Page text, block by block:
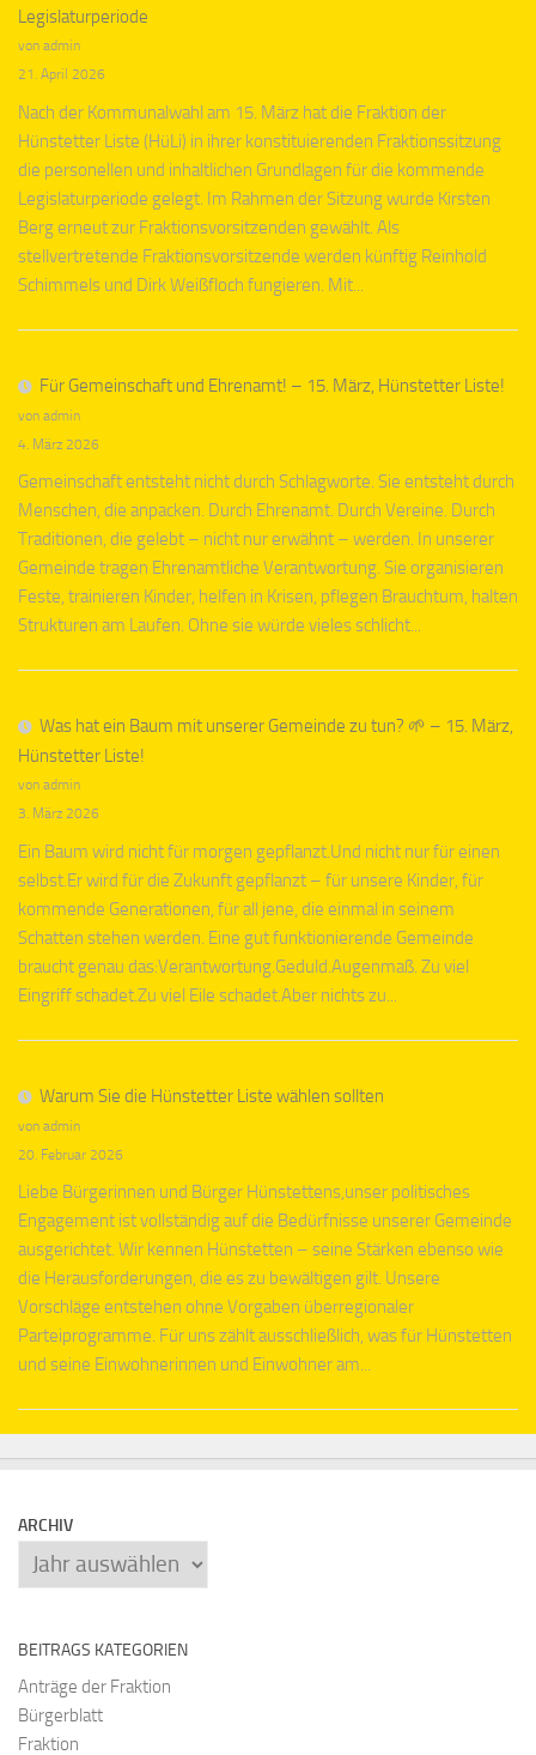
Legislaturperiode
von admin
21. April 2026
Nach der Kommunalwahl am 15. März hat die Fraktion der
Hünstetter Liste (HüLi) in ihrer konstituierenden Fraktionssitzung
die personellen und inhaltlichen Grundlagen für die kommende
Legislaturperiode gelegt. Im Rahmen der Sitzung wurde Kirsten
Berg erneut zur Fraktionsvorsitzenden gewählt. Als
stellvertretende Fraktionsvorsitzende werden künftig Reinhold
Schimmels und Dirk Weißfloch fungieren. Mit...
Für Gemeinschaft und Ehrenamt! – 15. März, Hünstetter Liste!
von admin
4. März 2026
Gemeinschaft entsteht nicht durch Schlagworte. Sie entsteht durch
Menschen, die anpacken. Durch Ehrenamt. Durch Vereine. Durch
Traditionen, die gelebt – nicht nur erwähnt – werden. In unserer
Gemeinde tragen Ehrenamtliche Verantwortung. Sie organisieren
Feste, trainieren Kinder, helfen in Krisen, pflegen Brauchtum, halten
Strukturen am Laufen. Ohne sie würde vieles schlicht...
Was hat ein Baum mit unserer Gemeinde zu tun? 🌱 – 15. März,
Hünstetter Liste!
von admin
3. März 2026
Ein Baum wird nicht für morgen gepflanzt.Und nicht nur für einen
selbst.Er wird für die Zukunft gepflanzt – für unsere Kinder, für
kommende Generationen, für all jene, die einmal in seinem
Schatten stehen werden. Eine gut funktionierende Gemeinde
braucht genau das:Verantwortung.Geduld.Augenmaß. Zu viel
Eingriff schadet.Zu viel Eile schadet.Aber nichts zu...
Warum Sie die Hünstetter Liste wählen sollten
von admin
20. Februar 2026
Liebe Bürgerinnen und Bürger Hünstettens,unser politisches
Engagement ist vollständig auf die Bedürfnisse unserer Gemeinde
ausgerichtet. Wir kennen Hünstetten – seine Stärken ebenso wie
die Herausforderungen, die es zu bewältigen gilt. Unsere
Vorschläge entstehen ohne Vorgaben überregionaler
Parteiprogramme. Für uns zählt ausschließlich, was für Hünstetten
und seine Einwohnerinnen und Einwohner am...
ARCHIV
Archiv
BEITRAGS KATEGORIEN
Anträge der Fraktion
Bürgerblatt
Fraktion